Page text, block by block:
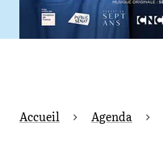
Accueil Agenda